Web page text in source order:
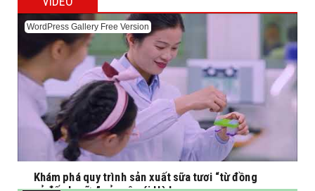
WordPress Gallery Free Version
Khám phá quy trình sản xuất sữa tươi “từ đồng